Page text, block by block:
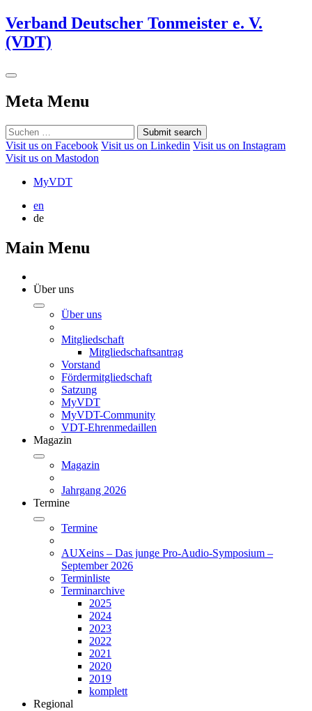
Verband Deutscher Tonmeister e. V.
(VDT)
Meta Menu
Submit search
Visit us on Facebook Visit us on Linkedin Visit us on Instagram
Visit us on Mastodon
MyVDT
en
de
Main Menu
Über uns
Über uns
Mitgliedschaft
Mitgliedschaftsantrag
Vorstand
Fördermitgliedschaft
Satzung
MyVDT
MyVDT-Community
VDT-Ehrenmedaillen
Magazin
Magazin
Jahrgang 2026
Termine
Termine
AUXeins – Das junge Pro-Audio-Symposium –
September 2026
Terminliste
Terminarchive
2025
2024
2023
2022
2021
2020
2019
komplett
Regional